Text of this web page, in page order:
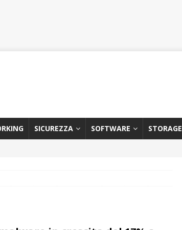
SICUREZZA SOFTWARE STORAGE